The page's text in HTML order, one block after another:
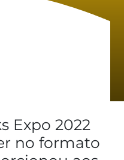
Expo 2022
no formato